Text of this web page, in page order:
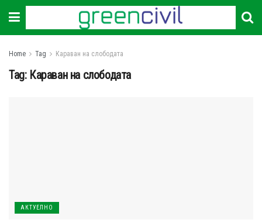
Home Tag Караван на слободата
Tag: Караван на слободата
АКТУЕЛНО